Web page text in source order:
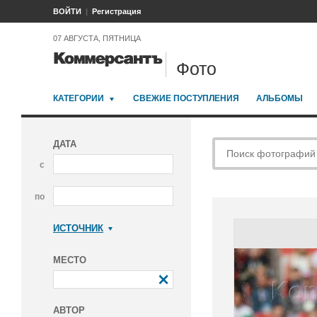
ВОЙТИ Регистрация
07 АВГУСТА, ПЯТНИЦА
Фото
КАТЕГОРИИ СВЕЖИЕ ПОСТУПЛЕНИЯ АЛЬБОМЫ
ДАТА
с
по
ИСТОЧНИК
МЕСТО
АВТОР